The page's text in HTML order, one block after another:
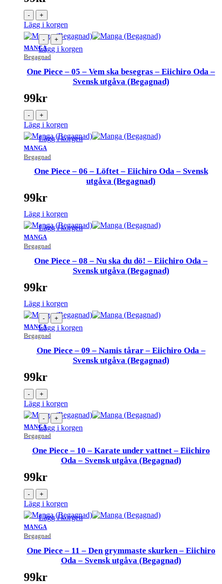
- +
Lägg i korgen
MANGA
Begagnad
- +
Lägg i korgen
One Piece – 05 – Vem ska besegras – Eiichiro Oda –
Svensk utgåva (Begagnad)
99kr
- +
Lägg i korgen
MANGA
Begagnad
Lägg i korgen
One Piece – 06 – Löftet – Eiichiro Oda – Svensk
utgåva (Begagnad)
99kr
Lägg i korgen
MANGA
Begagnad
Lägg i korgen
One Piece – 08 – Nu ska du dö! – Eiichiro Oda –
Svensk utgåva (Begagnad)
99kr
Lägg i korgen
MANGA
Begagnad
- +
Lägg i korgen
One Piece – 09 – Namis tårar – Eiichiro Oda –
Svensk utgåva (Begagnad)
99kr
- +
Lägg i korgen
MANGA
Begagnad
- +
Lägg i korgen
One Piece – 10 – Karate under vattnet – Eiichiro
Oda – Svensk utgåva (Begagnad)
99kr
- +
Lägg i korgen
MANGA
Begagnad
Lägg i korgen
One Piece – 11 – Den grymmaste skurken – Eiichiro
Oda – Svensk utgåva (Begagnad)
99kr